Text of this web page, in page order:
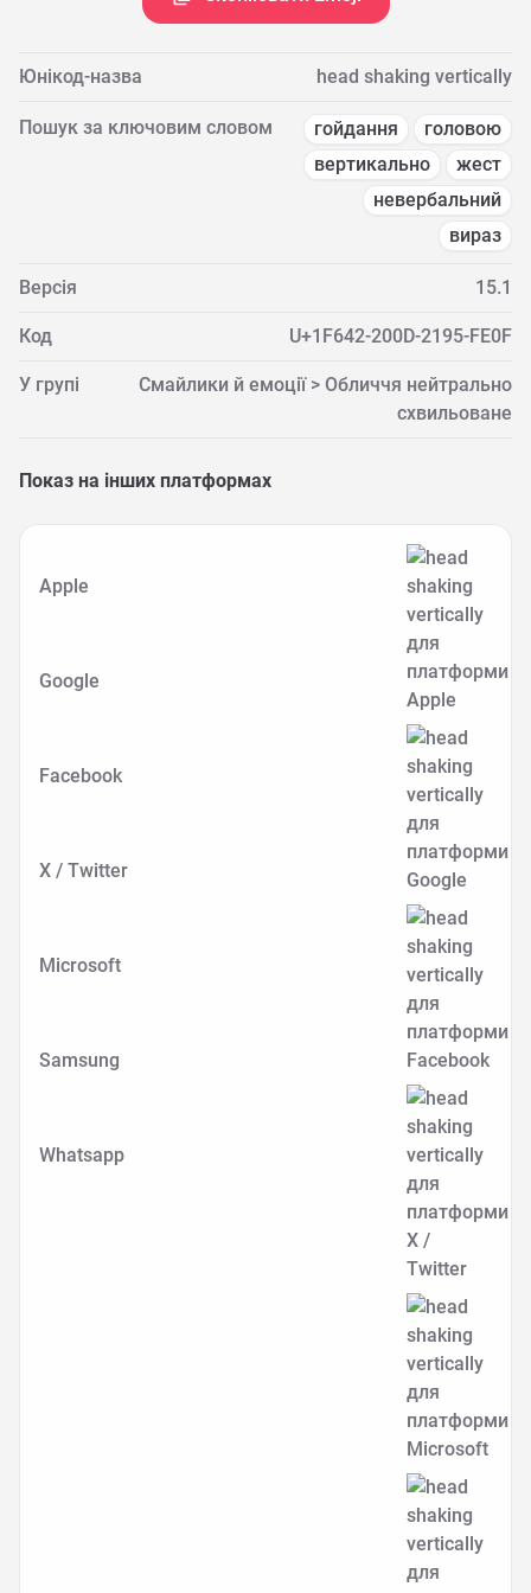
Юнікод-назва head shaking vertically
Пошук за ключовим словом гойдання
головою
вертикально
жест
невербальний
вираз
Версія 15.1
Код U+1F642-200D-2195-FE0F
У групі
Смайлики й емоції > Обличчя нейтрально
схвильоване
Показ на інших платформах
Apple
Google
Facebook
X / Twitter
Microsoft
Samsung
Whatsapp